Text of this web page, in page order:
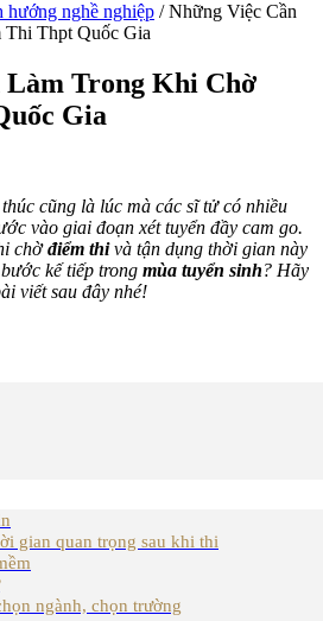
nghề nghiệp / Những Việc Cần
Thpt Quốc Gia
Làm Trong Khi Chờ
Gia
thúc cũng là lúc mà các sĩ tử có nhiều
vào giai đoạn xét tuyển đầy cam go.
chờđiểm thivà tận dụng thời gian này
kế tiếp trong mùa tuyển sinh? Hãy
viết sau đây nhé!
gian quan trọng sau khi thi
ngành, chọn trường